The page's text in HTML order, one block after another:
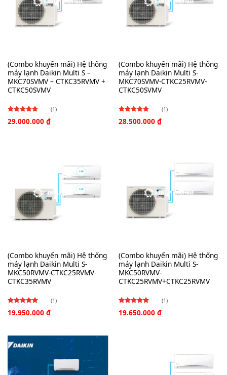
(Combo khuyến mãi) Hệ thống
máy lạnh Daikin Multi S –
MKC70SVMV – CTKC35RVMV +
CTKC50SVMV
Được
(1)
29.000.000 ₫
(Combo khuyến mãi) Hệ thống
máy lạnh Daikin Multi S-
MKC70SVMV-CTKC25RVMV-
CTKC50SVMV
Được
(1)
28.500.000 ₫
(Combo khuyến mãi) Hệ thống
máy lạnh Daikin Multi S-
MKC50RVMV-CTKC25RVMV-
CTKC35RVMV
Được
sao
(1)
19.950.000 ₫
(Combo khuyến mãi) Hệ thống
máy lạnh Daikin Multi S-
MKC50RVMV-
CTKC25RVMV+CTKC25RVMV
Được
(1)
19.650.000 ₫